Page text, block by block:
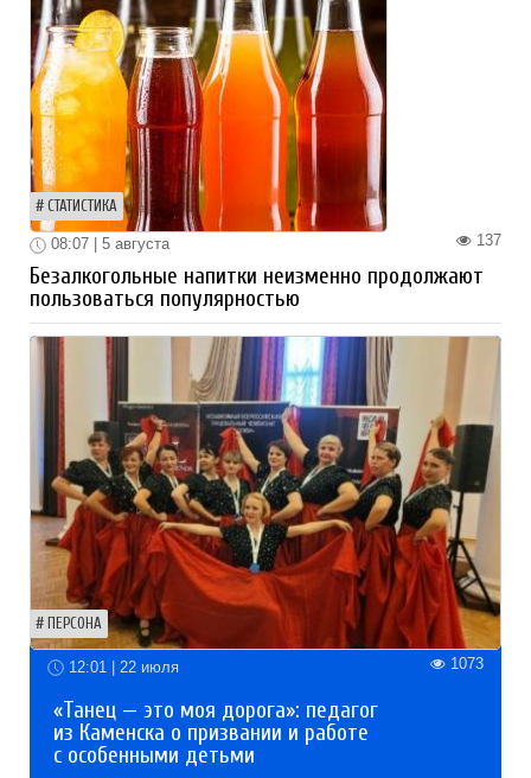
СТАТИСТИКА
137
08:07 | 5 августа
Безалкогольные напитки неизменно продолжают
пользоваться популярностью
ПЕРСОНА
12:01 | 22 июля 1073
«Танец — это моя дорога»: педагог
из Каменска о призвании и работе
с особенными детьми